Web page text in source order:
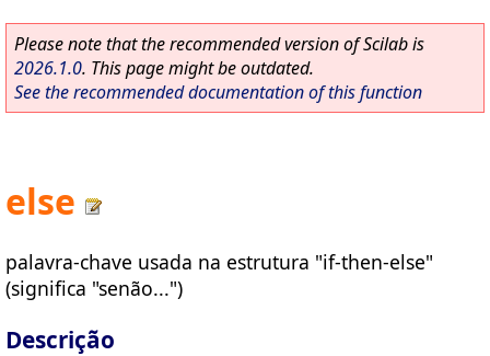
Please note that the recommended version of Scilab is
2026.1.0. This page might be outdated.
See the recommended documentation of this function
else
palavra-chave usada na estrutura "if-then-else"
(significa "senão...")
Descrição